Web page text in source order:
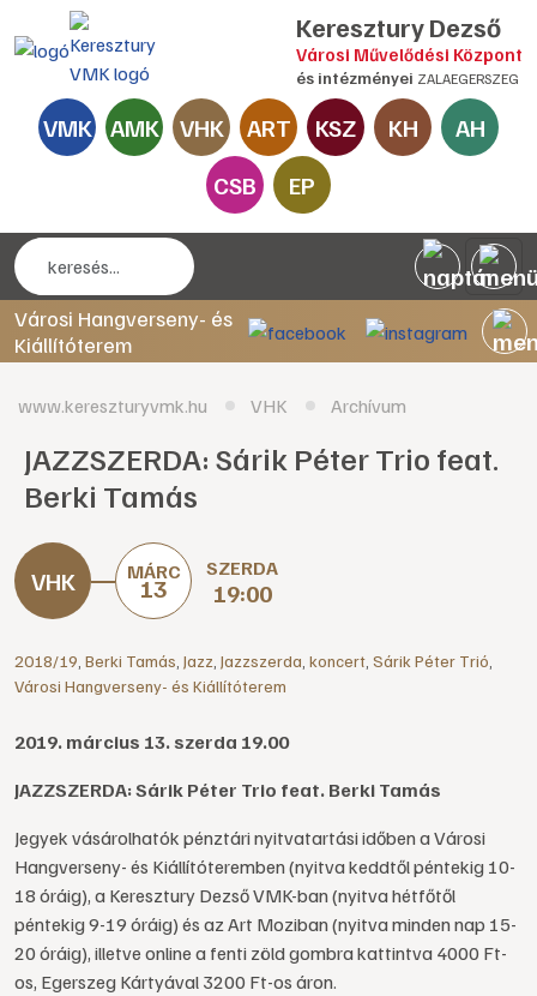
Keresztury Dezső
Városi Művelődési Központ
és intézményei ZALAEGERSZEG
VMK AMK VHK ART KSZ KH
AH
CSB
EP
Városi Hangverseny- és
Kiállítóterem
www.kereszturyvmk.hu VHK Archívum
JAZZSZERDA: Sárik Péter Trio feat.
Berki Tamás
MÁRC
13
SZERDA
19:00
2018/19 Berki Tamás Jazz Jazzszerda koncert Sárik Péter Trió
Városi Hangverseny- és Kiállítóterem
2019. március 13. szerda 19.00
JAZZSZERDA: Sárik Péter Trio feat. Berki Tamás
Jegyek vásárolhatók pénztári nyitvatartási időben a Városi
Hangverseny- és Kiállítóteremben (nyitva keddtől péntekig 10-
18 óráig), a Keresztury Dezső VMK-ban (nyitva hétfőtől
péntekig 9-19 óráig) és az Art Moziban (nyitva minden nap 15-
20 óráig), illetve online a fenti zöld gombra kattintva 4000 Ft-
os, Egerszeg Kártyával 3200 Ft-os áron.